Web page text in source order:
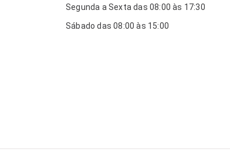
Segunda a Sexta das 08:00 às 17:30
Sábado das 08:00 às 15:00